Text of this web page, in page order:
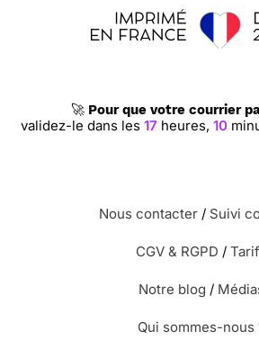
🚀 Pour que votre courrier
validez-le dans les 17 heures, 10
Nous contacter / Suivi
CGV & RGPD /
Notre blog /
Qui sommes-nous